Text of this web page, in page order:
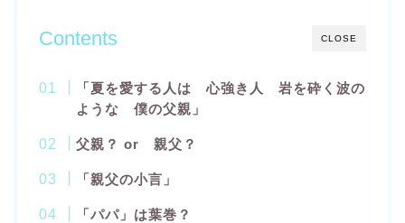
CLOSE
Contents
「夏を愛する人は 心強き人 岩を砕く波の
ような 僕の父親」
父親？ or 親父？
「親父の小言」
「パパ」は葉巻？